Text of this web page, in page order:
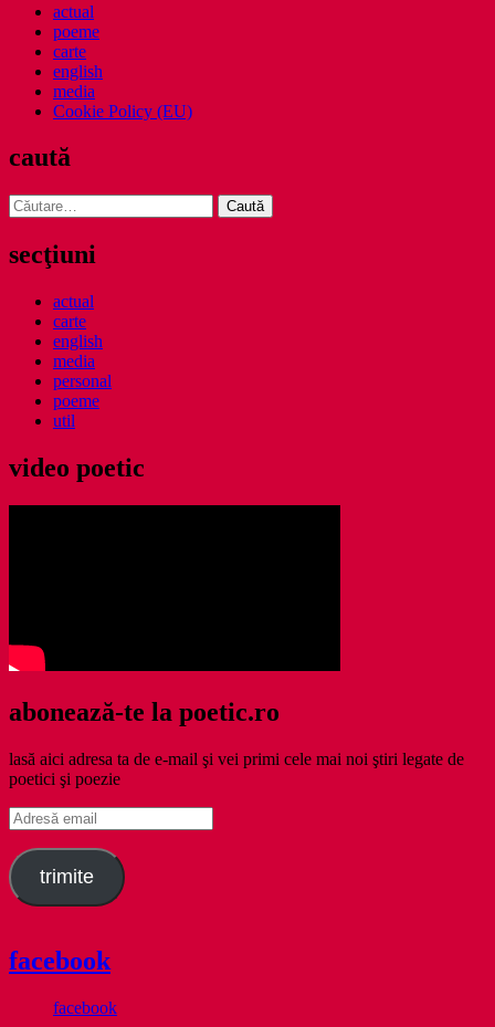
actual
poeme
carte
english
media
Cookie Policy (EU)
caută
Caută
după:
secţiuni
actual
carte
english
media
personal
poeme
util
video poetic
abonează-te la poetic.ro
lasă aici adresa ta de e-mail şi vei primi cele mai noi ştiri legate de
poetici şi poezie
Adresă
email
trimite
facebook
facebook